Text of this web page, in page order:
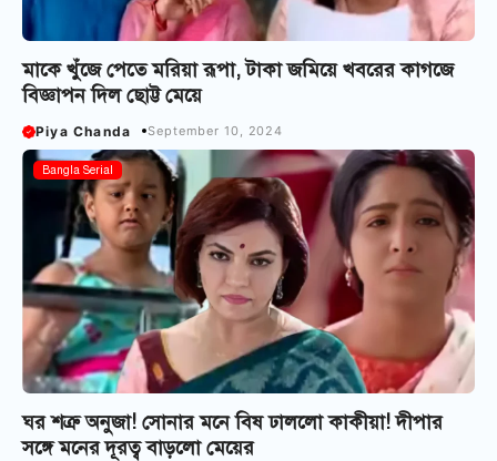
মাকে খুঁজে পেতে মরিয়া রূপা, টাকা জমিয়ে খবরের কাগজে
বিজ্ঞাপন দিল ছোট্ট মেয়ে
Piya Chanda September 10, 2024
Bangla Serial
ঘর শত্রু অনুজা! সোনার মনে বিষ ঢাললো কাকীয়া! দীপার
সঙ্গে মনের দূরত্ব বাড়লো মেয়ের